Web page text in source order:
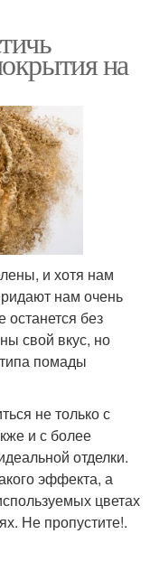
на
и хотя нам
нам очень
останется без
свой вкус, но
помады
не только с
и с более
отделки.
эффекта, а
цветах
Не пропустите!.